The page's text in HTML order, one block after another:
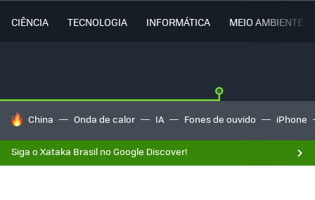
CIÊNCIA TECNOLOGIA INFORMÁTICA MEIO AMBIENTE
TENDÊNCIAS DO DIA
China Onda de calor IA Fones de ouvido iPhone
Siga o Xataka Brasil no Google Discover!